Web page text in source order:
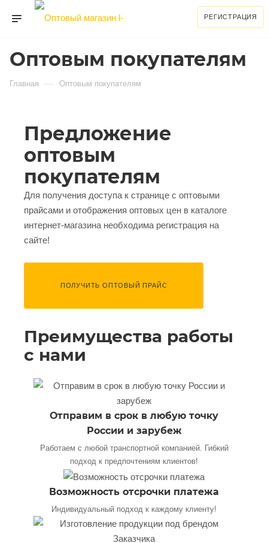
РЕГИСТРАЦИЯ
Оптовым покупателям
Главная — Оптовым покупателям
Предложение
оптовым
покупателям
Для получения доступа к странице с оптовыми
прайсами и отображения оптовых цен в каталоге
интернет-магазина необходима регистрация на
сайте!
ПОЛУЧИТЬ ОПТОВЫЙ ПРАЙС
Преимущества работы
с нами
Отправим в срок в любую точку
России и зарубеж
Работаем с любой транспортной компанией. Гибкий
подход к предпочтениям клиентов!
Возможность отсрочки платежа
Индивидуальный подход к каждому клиенту!